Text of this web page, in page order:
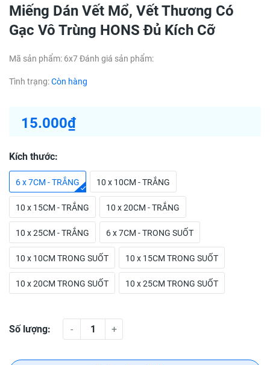
Miếng Dán Vết Mổ, Vết Thương Có
Gạc Vô Trùng HONS Đủ Kích Cỡ
Mã sản phẩm: 6x7Đánh giá sản phẩm:
Tình trạng:Còn hàng
15.000₫
Kích thước:
6 x 7CM - TRẮNG 10 x 10CM - TRẮNG
10 x 15CM - TRẮNG 10 x 20CM - TRẮNG
10 x 25CM - TRẮNG 6 x 7CM - TRONG SUỐT
10 x 10CM TRONG SUỐT 10 x 15CM TRONG SUỐT
10 x 20CM TRONG SUỐT 10 x 25CM TRONG SUỐT
Số lượng: - +